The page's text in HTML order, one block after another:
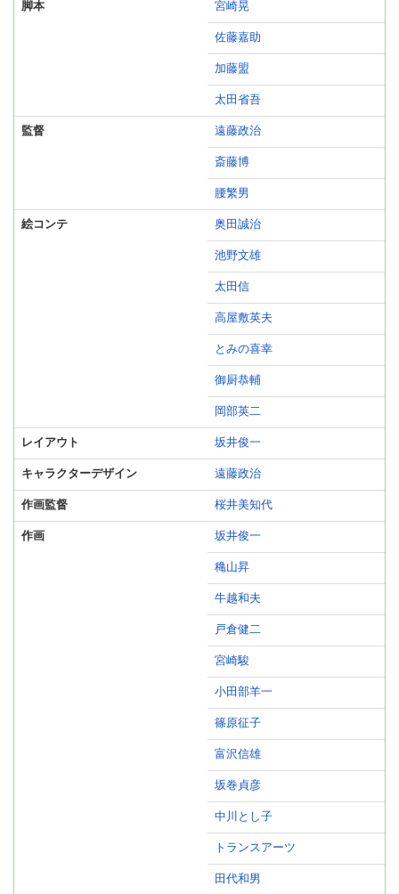
脚本 宮崎晃
佐藤嘉助
加藤盟
太田省吾
監督 遠藤政治
斎藤博
腰繁男
絵コンテ 奥田誠治
池野文雄
太田信
高屋敷英夫
とみの喜幸
御厨恭輔
岡部英二
レイアウト 坂井俊一
キャラクターデザイン 遠藤政治
作画監督 桜井美知代
作画 坂井俊一
穐山昇
牛越和夫
戸倉健二
宮崎駿
小田部羊一
篠原征子
富沢信雄
坂巻貞彦
中川とし子
トランスアーツ
田代和男